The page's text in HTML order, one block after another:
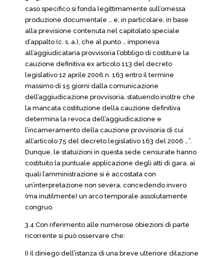
caso specifico si fonda legittimamente sull’omessa
produzione documentale … e, in particolare, in base
alla previsione contenuta nel capitolato speciale
d’appalto (c. s. a.), che al punto … imponeva
all’aggiudicataria provvisoria l’obbligo di costituire la
cauzione definitiva ex articolo 113 del decreto
legislativo 12 aprile 2006 n. 163 entro il termine
massimo di 15 giorni dalla comunicazione
dell’aggiudicazione provvisoria, statuendo inoltre che
la mancata costituzione della cauzione definitiva
determina la revoca dell’aggiudicazione e
l’incameramento della cauzione provvisoria di cui
all’articolo 75 del decreto legislativo 163 del 2006 …”.
Dunque, le statuizioni in questa sede censurate hanno
costituito la puntuale applicazione degli atti di gara, ai
quali l’amministrazione si è accostata con
un’interpretazione non severa, concedendo invero
(ma inutilmente) un arco temporale assolutamente
congruo.
3.4 Con riferimento alle numerose obiezioni di parte
ricorrente si può osservare che:
I) il diniego dell’istanza di una breve ulteriore dilazione